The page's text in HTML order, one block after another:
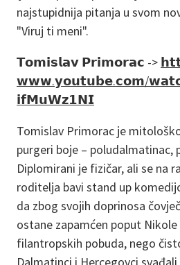
najstupidnija pitanja u svom
"Viruj ti meni".
𝗧𝗼𝗺𝗶𝘀𝗹𝗮𝘃 𝗣𝗿𝗶𝗺𝗼𝗿𝗮𝗰 ->
𝘄𝘄𝘄.𝘆𝗼𝘂𝘁𝘂𝗯𝗲.𝗰𝗼𝗺/
𝗶𝗳𝗠𝘂𝗪𝘇𝟭𝗡𝗜
Tomislav Primorac je
purgeri boje – poludalmatinac,
Diplomirani je fizičar, ali se na
roditelja bavi stand up
da zbog svojih doprinosa
ostane zapamćen poput
filantropskih pobuda, nego
Dalmatinci i Hercegovci svađali